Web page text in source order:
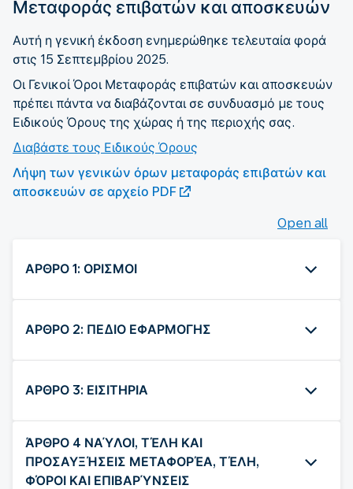
Μεταφοράς επιβατών και αποσκευών
Αυτή η γενική έκδοση ενημερώθηκε τελευταία φορά
στις 15 Σεπτεμβρίου 2025.
Οι Γενικοί Όροι Μεταφοράς επιβατών και αποσκευών
πρέπει πάντα να διαβάζονται σε συνδυασμό με τους
Ειδικούς Όρους της χώρας ή της περιοχής σας.
Διαβάστε τους Ειδικούς Όρους
Λήψη των γενικών όρων μεταφοράς επιβατών και
αποσκευών σε αρχείο PDF
Open all
ΑΡΘΡΟ 1: ΟΡΙΣΜΟΙ
ΑΡΘΡΟ 2: ΠΕΔΙΟ ΕΦΑΡΜΟΓΗΣ
ΑΡΘΡΟ 3: ΕΙΣΙΤΗΡΙΑ
ΆΡΘΡΟ 4 ΝΑΎΛΟΙ, ΤΈΛΗ ΚΑΙ
ΠΡΟΣΑΥΞΉΣΕΙΣ ΜΕΤΑΦΟΡΈΑ, ΤΈΛΗ,
ΦΌΡΟΙ ΚΑΙ ΕΠΙΒΑΡΎΝΣΕΙΣ